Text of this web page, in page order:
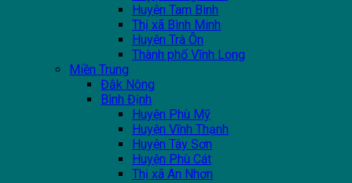
Huyện Tam Bình
Thị xã Bình Minh
Huyện Trà Ôn
Thành phố Vĩnh Long
Miền Trung
Đắk Nông
Bình Định
Huyện Phù Mỹ
Huyện Vĩnh Thạnh
Huyện Tây Sơn
Huyện Phù Cát
Thị xã An Nhơn